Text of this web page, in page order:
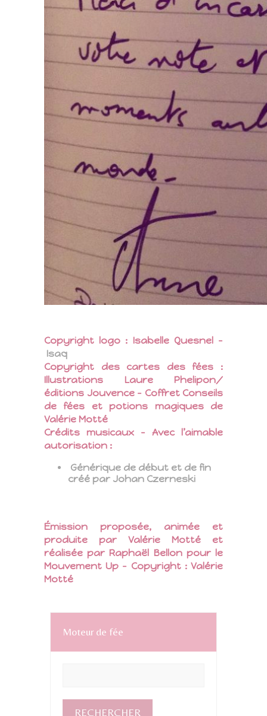
Copyright logo : Isabelle Quesnel –
Isaq
Copyright des cartes des fées :
Illustrations Laure Phelipon/
éditions Jouvence – Coffret Conseils
de fées et potions magiques de
Valérie Motté
Crédits musicaux – Avec l’aimable
autorisation :
Générique de début et de fin
créé par Johan Czerneski
Émission proposée, animée et
produite par Valérie Motté et
réalisée par Raphaël Bellon pour le
Mouvement Up – Copyright : Valérie
Motté
Moteur de fée